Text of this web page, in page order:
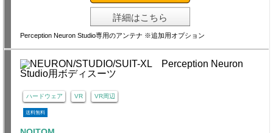
詳細はこちら
Perception Neuron Studio専用のアンテナ ※追加用オプション
ハードウェア VR VR周辺
送料無料